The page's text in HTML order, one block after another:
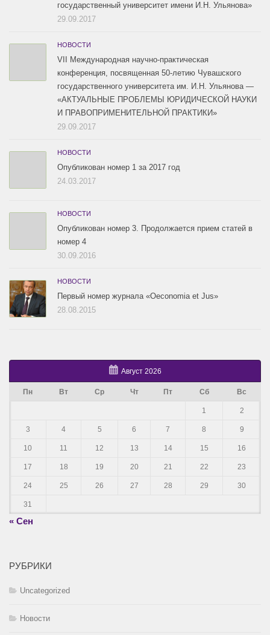
государственный университет имени И.Н. Ульянова»
29.09.2017
НОВОСТИ
VII Международная научно-практическая
конференция, посвященная 50-летию Чувашского
государственного университета им. И.Н. Ульянова —
«АКТУАЛЬНЫЕ ПРОБЛЕМЫ ЮРИДИЧЕСКОЙ НАУКИ
И ПРАВОПРИМЕНИТЕЛЬНОЙ ПРАКТИКИ»
29.09.2017
НОВОСТИ
Опубликован номер 1 за 2017 год
24.03.2017
НОВОСТИ
Опубликован номер 3. Продолжается прием статей в
номер 4
30.09.2016
НОВОСТИ
Первый номер журнала «Oeconomia et Jus»
28.08.2015
Август 2026
Пн Вт Ср Чт Пт Сб Вс
1 2
3 4 5 6 7 8 9
10 11 12 13 14 15 16
17 18 19 20 21 22 23
24 25 26 27 28 29 30
31
« Сен
РУБРИКИ
Uncategorized
Новости